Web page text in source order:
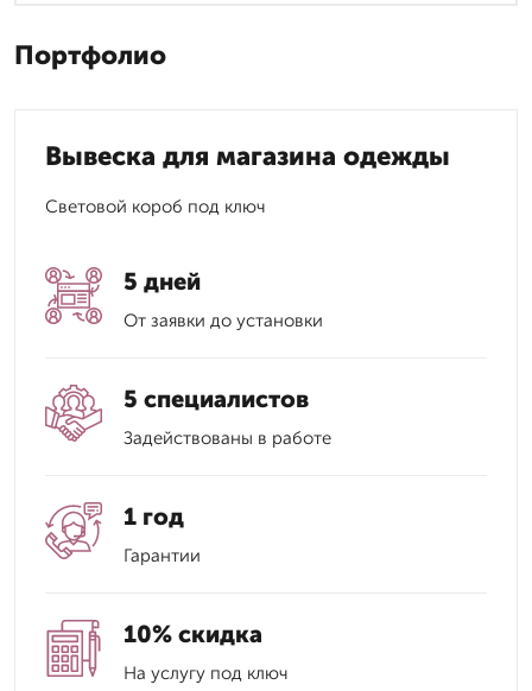
Портфолио
Вывеска для магазина одежды
Световой короб под ключ
5 дней
От заявки до установки
5 специалистов
Задействованы в работе
1 год
Гарантии
10% скидка
На услугу под ключ